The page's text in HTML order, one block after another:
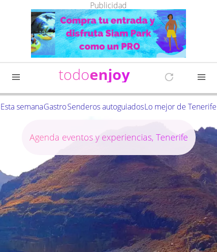
Publicidad
todoenjoy
Esta semanaGastroSenderos autoguiadosLo mejor de Tenerife
Agenda eventos y experiencias, Tenerife